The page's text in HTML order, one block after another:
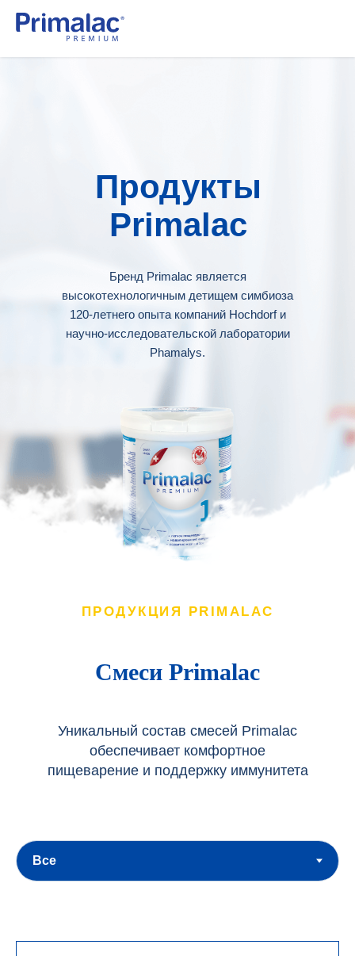
Бренд Primalac является
высокотехнологичным детищем симбиоза
120-летнего опыта компаний Hochdorf и
научно-исследовательской лаборатории
Phamalys.
Продукты
Primalac
ПРОДУКЦИЯ PRIMALAC
Смеси Primalac
Уникальный состав смесей Primalac
обеспечивает комфортное
пищеварение и поддержку иммунитета